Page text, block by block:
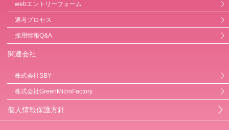
webエントリーフォーム
選考プロセス
採用情報Q&A
関連会社
株式会社SBY
株式会社GreenMicroFactory
個人情報保護方針